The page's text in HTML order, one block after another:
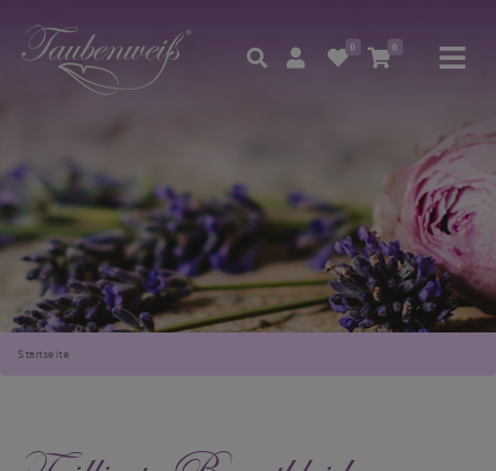
0 0
Startseite